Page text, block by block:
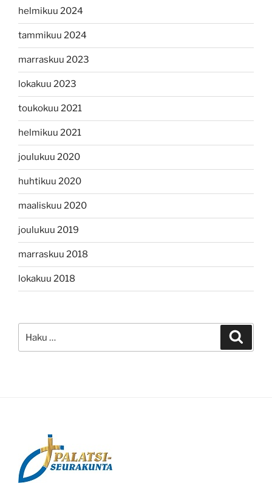
helmikuu 2024
tammikuu 2024
marraskuu 2023
lokakuu 2023
toukokuu 2021
helmikuu 2021
joulukuu 2020
huhtikuu 2020
maaliskuu 2020
joulukuu 2019
marraskuu 2018
lokakuu 2018